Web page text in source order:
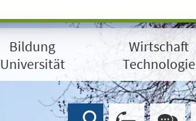
Bildung
Universität
Wirtschaft
Technologie